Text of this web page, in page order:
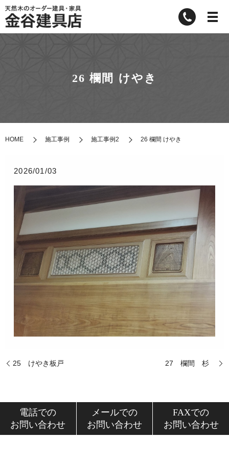
26 欄間 けやき
HOME 施工事例 施工事例2 26 欄間 けやき
2026/01/03
25 けやき板戸 27 欄間 杉
電話での
お問い合わせ
メールでの
お問い合わせ
FAXでの
お問い合わせ